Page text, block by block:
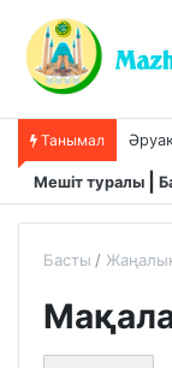
Танымал
Мешіт туралы
Басты